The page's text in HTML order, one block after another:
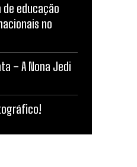
educação
no
– A Nona Jedi